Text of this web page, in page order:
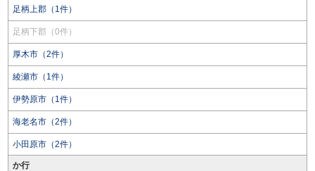
足柄上郡（1件）
足柄下郡（0件）
厚木市（2件）
綾瀬市（1件）
伊勢原市（1件）
海老名市（2件）
小田原市（2件）
か行